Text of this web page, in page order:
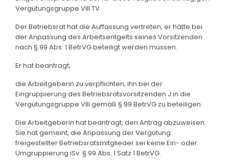
Vergütungsgruppe VIII TV.
Der Betriebsrat hat die Auffassung vertreten, er hätte bei
der Anpassung des Arbeitsentgelts seines Vorsitzenden
nach § 99 Abs. 1 BetrVG beteiligt werden müssen.
Er hat beantragt,
die Arbeitgeberin zu verpflichten, ihn bei der
Eingruppierung des Betriebsratsvorsitzenden J in die
Vergütungsgruppe VIII gemäß § 99 BetrVG zu beteiligen.
Die Arbeitgeberin hat beantragt, den Antrag abzuweisen.
Sie hat gemeint, die Anpassung der Vergütung
freigestellter Betriebsratsmitglieder sei keine Ein- oder
Umgruppierung iSv. § 99 Abs. 1 Satz 1 BetrVG.